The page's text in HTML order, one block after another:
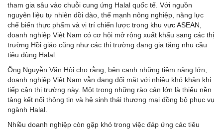
tham gia sâu vào chuỗi cung ứng Halal quốc tế. Với nguồn
nguyên liệu tự nhiên dồi dào, thế mạnh nông nghiệp, năng lực
chế biến thực phẩm và vị trí chiến lược trong khu vực ASEAN
doanh nghiệp Việt Nam có cơ hội mở rộng xuất khẩu sang các thị
trường Hồi giáo cũng như các thị trường đang gia tăng nhu cầu
tiêu dùng Halal.
Ông Nguyễn Văn Hội cho rằng, bên cạnh những tiềm năng lớn,
doanh nghiệp Việt Nam vẫn đang đối mặt với nhiều khó khăn khi
tiếp cận thị trường này. Một trong những rào cản lớn là thiếu nền
tảng kết nối thông tin và hệ sinh thái thương mại đồng bộ phục vụ
ngành Halal.
Nhiều doanh nghiệp còn gặp khó trong việc đáp ứng các tiêu